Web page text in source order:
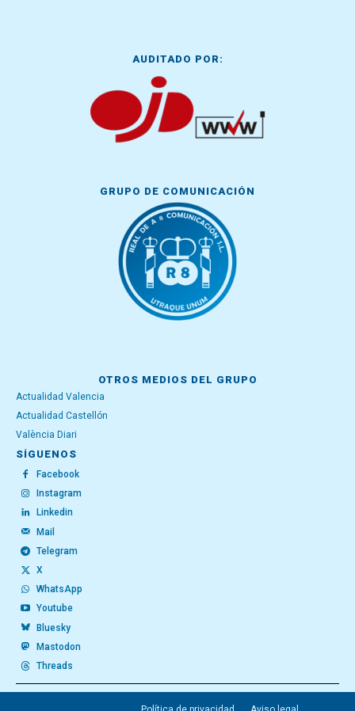
AUDITADO POR:
GRUPO DE COMUNICACIÓN
OTROS MEDIOS DEL GRUPO
Actualidad Valencia
Actualidad Castellón
València Diari
SÍGUENOS
Facebook
Instagram
Linkedin
Mail
Telegram
X
WhatsApp
Youtube
Bluesky
Mastodon
Threads